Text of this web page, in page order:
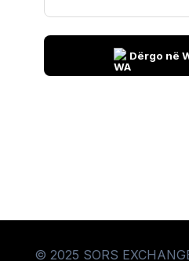
Dërgo në
© 2025 SORS